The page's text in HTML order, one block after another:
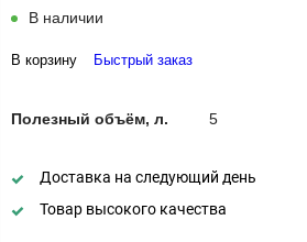
В наличии
В корзину Быстрый заказ
Полезный объём, л. 5
Доставка на следующий день
Товар высокого качества